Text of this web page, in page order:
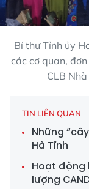
Bí thư Tỉnh ủy
các cơ quan,
CLB
TIN LIÊN QUAN
Những
Hà Tĩnh
Hoạt động
lượng